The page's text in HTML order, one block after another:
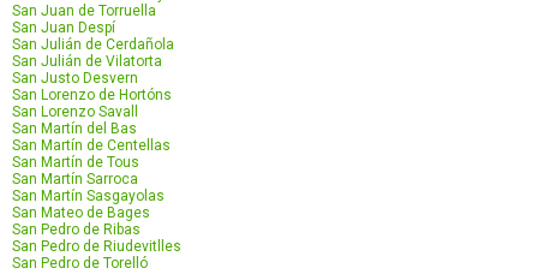
San Juan de Torruella
San Juan Despí
San Julián de Cerdañola
San Julián de Vilatorta
San Justo Desvern
San Lorenzo de Hortóns
San Lorenzo Savall
San Martín del Bas
San Martín de Centellas
San Martín de Tous
San Martín Sarroca
San Martín Sasgayolas
San Mateo de Bages
San Pedro de Ribas
San Pedro de Riudevitlles
San Pedro de Torelló